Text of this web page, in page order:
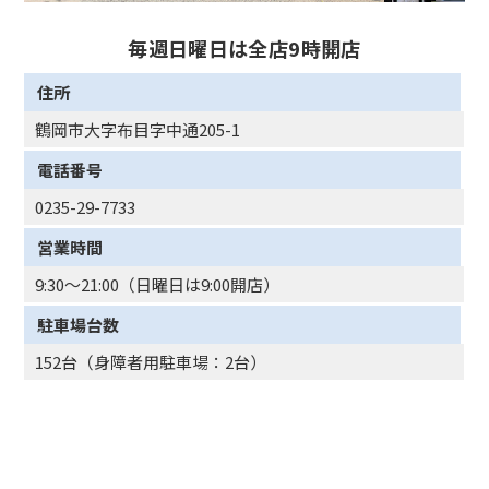
毎週日曜日は全店9時開店
住所
鶴岡市大字布目字中通205-1
電話番号
0235-29-7733
営業時間
9:30～21:00（日曜日は9:00開店）
駐車場台数
152台（身障者用駐車場：2台）